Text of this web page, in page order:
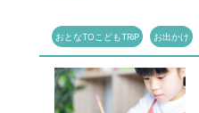
おとなTOこどもTRiP お出かけ